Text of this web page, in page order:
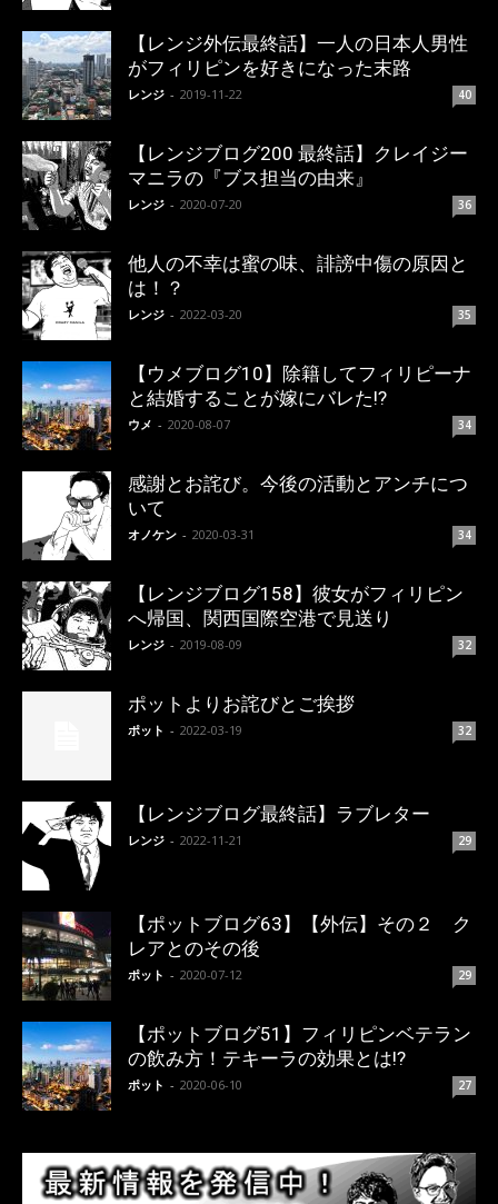
【レンジ外伝最終話】一人の日本人男性
がフィリピンを好きになった末路
レンジ - 2019-11-22 40
【レンジブログ200 最終話】クレイジー
マニラの『ブス担当の由来』
レンジ - 2020-07-20 36
他人の不幸は蜜の味、誹謗中傷の原因と
は！？
レンジ - 2022-03-20 35
【ウメブログ10】除籍してフィリピーナ
と結婚することが嫁にバレた!?
ウメ - 2020-08-07 34
感謝とお詫び。今後の活動とアンチにつ
いて
オノケン - 2020-03-31 34
【レンジブログ158】彼女がフィリピン
へ帰国、関西国際空港で見送り
レンジ - 2019-08-09 32
ポットよりお詫びとご挨拶
ポット - 2022-03-19 32
【レンジブログ最終話】ラブレター
レンジ - 2022-11-21 29
【ポットブログ63】【外伝】その２ ク
レアとのその後
ポット - 2020-07-12 29
【ポットブログ51】フィリピンベテラン
の飲み方！テキーラの効果とは!?
ポット - 2020-06-10 27